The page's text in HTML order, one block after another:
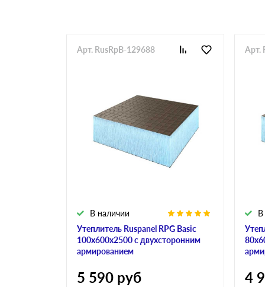
Утеплитель Ruspanel RPG Basic
100х600х2500 с двухсторонним
армированием
В наличии
Арт. RusRpB-129688
5 590 руб
В
Арт.
4